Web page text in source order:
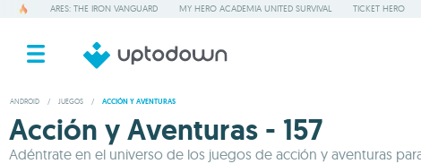
ARES: THE IRON VANGUARD MY HERO ACADEMIA UNITED SURVIVAL TICKET HERO
ANDROID / JUEGOS / ACCIÓN Y AVENTURAS
Acción y Aventuras - 157
Adéntrate en el universo de los juegos de acción y aventuras